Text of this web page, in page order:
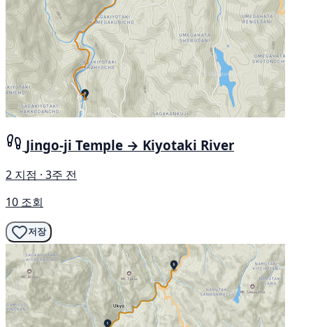
Jingo-ji Temple → Kiyotaki River
2 지점 · 3주 전
10 조회
저장